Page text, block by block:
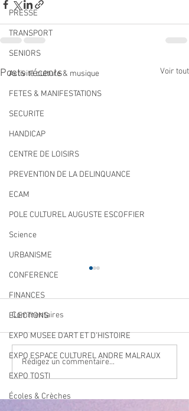
PRESSE
TRANSPORT
SENIORS
Activité culture & musique
FETES & MANIFESTATIONS
SECURITE
HANDICAP
CENTRE DE LOISIRS
PREVENTION DE LA DELINQUANCE
ECAM
POLE CULTUREL AUGUSTE ESCOFFIER
Science
URBANISME
CONFERENCE
FINANCES
ELECTIONS
EXPO MUSEE D'ART ET D'HISTOIRE
EXPO ESPACE CULTUREL ANDRE MALRAUX
EXPO TOSTI
Écoles & Crèches
Posts récents Voir tout
Qualité des eaux de
baignade : des résultats
des plages
Commentaires
Rédigez un commentaire...